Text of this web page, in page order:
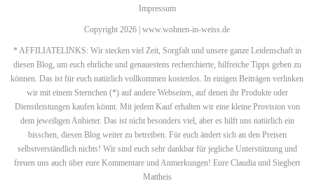
Impressum
Copyright 2026 | www.wohnen-in-weiss.de
* AFFILIATELINKS: Wir stecken viel Zeit, Sorgfalt und unsere ganze Leidenschaft in
diesen Blog, um euch ehrliche und genauestens recherchierte, hilfreiche Tipps geben zu
können. Das ist für euch natürlich vollkommen kostenlos. In einigen Beiträgen verlinken
wir mit einem Sternchen (*) auf andere Webseiten, auf denen ihr Produkte oder
Dienstleistungen kaufen könnt. Mit jedem Kauf erhalten wir eine kleine Provision von
dem jeweiligen Anbieter. Das ist nicht besonders viel, aber es hilft uns natürlich ein
bisschen, diesen Blog weiter zu betreiben. Für euch ändert sich an den Preisen
selbstverständlich nichts! Wir sind euch sehr dankbar für jegliche Unterstützung und
freuen uns auch über eure Kommentare und Anmerkungen! Eure Claudia und Siegbert
Mattheis